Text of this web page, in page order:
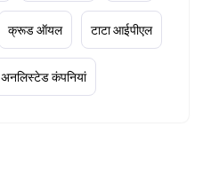
क्रूड ऑयल टाटा आईपीएल
अनलिस्टेड कंपनियां